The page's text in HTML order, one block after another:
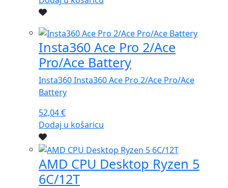
Insta360 Ace Pro 2/Ace
Pro/Ace Battery
Insta360 Insta360 Ace Pro 2/Ace Pro/Ace
Battery
52,04€
Dodaj u košaricu
AMD CPU Desktop Ryzen 5
6C/12T